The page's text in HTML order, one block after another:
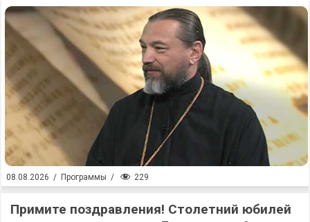
08.08.2026 / Программы / 229
Примите поздравления! Столетний юбилей